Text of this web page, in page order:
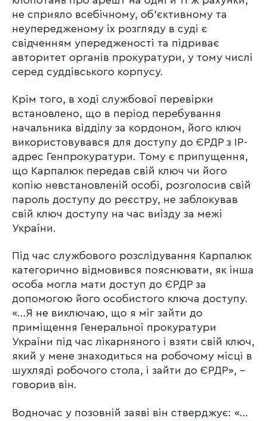
не сприяло всебічному, об’єктивному та
неупередженому їх розгляду в суді є
свідченням упередженості та підриває
авторитет органів прокуратури, у тому числі
серед суддівського корпусу.
Крім того, в ході службової перевірки
встановлено, що в період перебування
начальника відділу за кордоном, його ключ
використовувався для доступу до ЄРДР з ІР-
адрес Генпрокуратури. Тому є припущення,
що Карпалюк передав свій ключ чи його
копію невстановленій особі, розголосив свій
пароль доступу до реєстру, не заблокував
свій ключ доступу на час виїзду за межі
України.
Під час службового розслідування Карпалюк
категорично відмовився пояснювати, як інша
особа могла мати доступ до ЄРДР за
допомогою його особистого ключа доступу.
«…Я не виключаю, що я міг зайти до
приміщення Генеральної прокуратури
України під час лікарняного і взяти свій ключ,
який у мене знаходиться на робочому місці в
шухляді робочого стола, і зайти до ЄРДР», –
говорив він.
Водночас у позовній заяві він стверджує: «…